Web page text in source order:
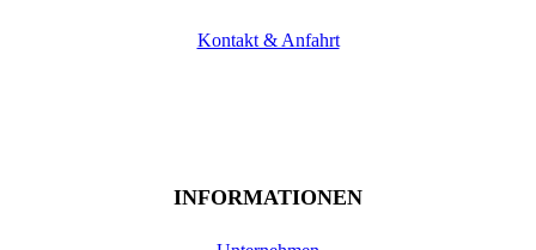
Kontakt & Anfahrt
INFORMATIONEN